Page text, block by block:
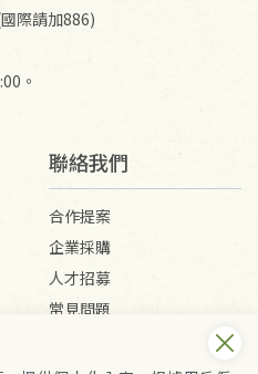
際請加886)
。
聯絡我們
合作提案
企業採購
人才招募
常見問題